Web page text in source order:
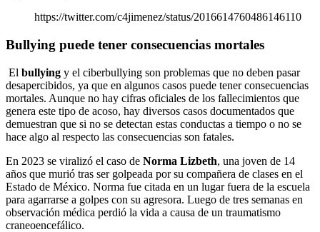
https://twitter.com/c4jimenez/status/2016614760486146110
Bullying puede tener consecuencias mortales
El bullying y el ciberbullying son problemas que no deben pasar
desapercibidos, ya que en algunos casos puede tener consecuencias
mortales. Aunque no hay cifras oficiales de los fallecimientos que
genera este tipo de acoso, hay diversos casos documentados que
demuestran que si no se detectan estas conductas a tiempo o no se
hace algo al respecto las consecuencias son fatales.
En 2023 se viralizó el caso de Norma Lizbeth, una joven de 14
años que murió tras ser golpeada por su compañera de clases en el
Estado de México. Norma fue citada en un lugar fuera de la escuela
para agarrarse a golpes con su agresora. Luego de tres semanas en
observación médica perdió la vida a causa de un traumatismo
craneoencefálico.